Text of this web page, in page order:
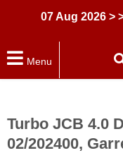
07 Aug 2026 > > >
Menu
Turbo JCB 4.0
02/202400,